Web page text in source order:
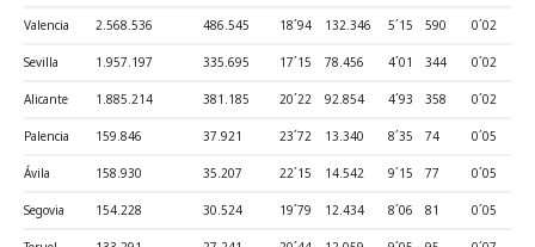
Valencia 2.568.536 486.545 18´94 132.346 5´15 590 0´02
Sevilla 1.957.197 335.695 17´15 78.456 4´01 344 0´02
Alicante 1.885.214 381.185 20´22 92.854 4´93 358 0´02
Palencia 159.846 37.921 23´72 13.340 8´35 74 0´05
Ávila 158.930 35.207 22´15 14.542 9´15 77 0´05
Segovia 154.228 30.524 19´79 12.434 8´06 81 0´05